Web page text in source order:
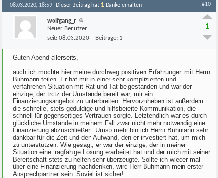
08.03.2020, 18:59 Dieser Beitrag hat 1 Danke erhalten #10
wolfgang_r
Neuer Benutzer
seit: 08.03.2020 Beiträge: 1
1
Guten Abend allerseits,
auch ich möchte hier meine durchweg positiven Erfahrungen mit Herrn
Buhmann teilen. Er hat mir in einer sehr komplizierten und
verfahrenen Situation mit Rat und Tat beigestanden und war der
einzige, der trotz der Umstände bereit war, mir ein
Finanzierungsangebot zu unterbreiten. Hervorzuheben ist außerdem
die schnelle, stets geduldige und hilfsbereite Kommunikation, die
schnell für gegenseitiges Vertrauen sorgte. Letztendlich war es durch
glückliche Umstände in meinem Fall zwar nicht mehr notwendig eine
Finanzierung abzuschließen. Umso mehr bin ich Herrn Buhmann sehr
dankbar für die Zeit und den Aufwand, den er investiert hat, um mich
zu unterstützen. Wie gesagt, er war der einzige, der in meiner
Situation eine tragfähige Lösung erarbeitet hat und der mich mit seiner
Bereitschaft stets zu helfen sehr überzeugte. Sollte ich wieder mal
über eine Finanzierung nachdenken, wird Herr Buhmann mein erster
Ansprechpartner sein. Soviel ist sicher!